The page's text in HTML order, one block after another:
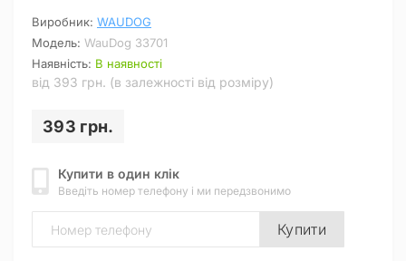
Виробник: WAUDOG
Модель: WauDog 33701
Наявність: В наявності
від 393 грн. (в залежності від розміру)
393 грн.
Купити в один клік
Введіть номер телефону і ми передзвонимо
Купити